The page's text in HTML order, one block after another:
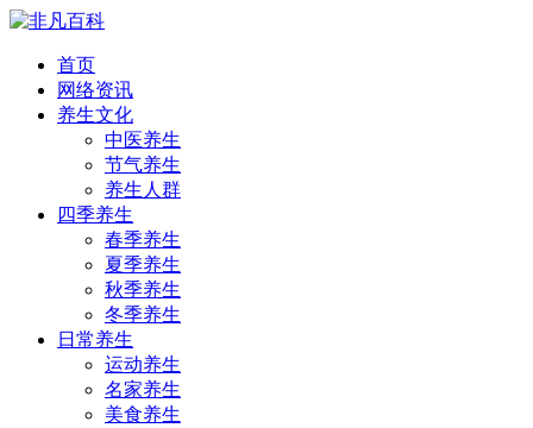
首页
网络资讯
养生文化
中医养生
节气养生
养生人群
四季养生
春季养生
夏季养生
秋季养生
冬季养生
日常养生
运动养生
名家养生
美食养生